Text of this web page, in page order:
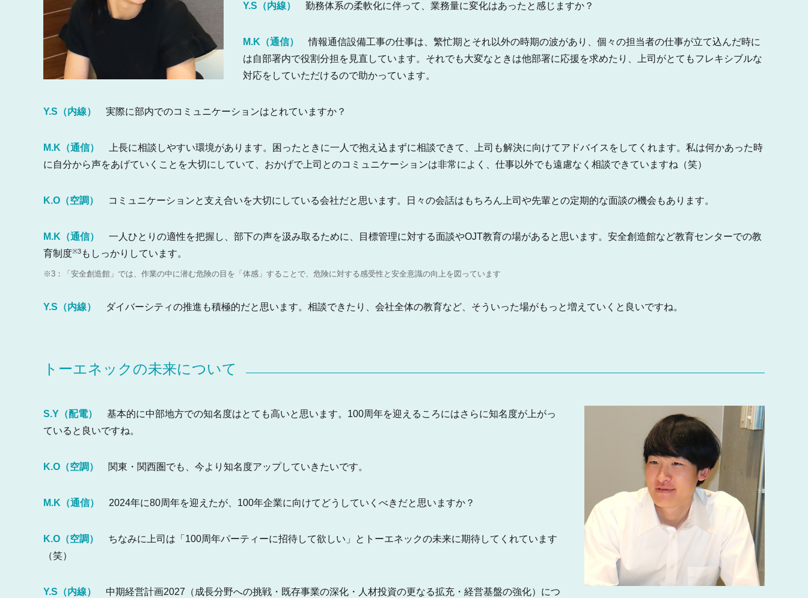
Y.S（内線） 勤務体系の柔軟化に伴って、業務量に変化はあったと感じますか？
M.K（通信）
情報通信設備工事の仕事は、繁忙期とそれ以外の時期の波があり、個々の担当者の仕事が立て込んだ時に
は自部署内で役割分担を見直しています。それでも大変なときは他部署に応援を求めたり、上司がとてもフレキシブルな
対応をしていただけるので助かっています。
Y.S（内線） 実際に部内でのコミュニケーションはとれていますか？
M.K（通信）
上長に相談しやすい環境があります。困ったときに一人で抱え込まずに相談できて、上司も解決に向けてアドバイスをしてくれます。私は何かあった時
に自分から声をあげていくことを大切にしていて、おかげで上司とのコミュニケーションは非常によく、仕事以外でも遠慮なく相談できていますね（笑）
K.O（空調） コミュニケーションと支え合いを大切にしている会社だと思います。日々の会話はもちろん上司や先輩との定期的な面談の機会もあります。
M.K（通信）
一人ひとりの適性を把握し、部下の声を汲み取るために、目標管理に対する面談やOJT教育の場があると思います。安全創造館など教育センターでの教
育制度※3 もしっかりしています。
※3：「安全創造館」では、作業の中に潜む危険の目を「体感」することで、危険に対する感受性と安全意識の向上を図っています
Y.S（内線） ダイバーシティの推進も積極的だと思います。相談できたり、会社全体の教育など、そういった場がもっと増えていくと良いですね。
トーエネックの未来について
S.Y（配電）
基本的に中部地方での知名度はとても高いと思います。100周年を迎えるころにはさらに知名度が上がっ
ていると良いですね。
K.O（空調） 関東・関西圏でも、今より知名度アップしていきたいです。
M.K（通信） 2024年に80周年を迎えたが、100年企業に向けてどうしていくべきだと思いますか？
K.O（空調）
ちなみに上司は「100周年パーティーに招待して欲しい」とトーエネックの未来に期待してくれています
（笑）
Y.S（内線） 中期経営計画2027（成長分野への挑戦・既存事業の深化・人材投資の更なる拡充・経営基盤の強化）につ